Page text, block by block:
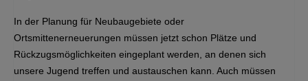
In der Planung für Neubaugebiete oder
Ortsmittenerneuerungen müssen jetzt schon Plätze und
Rückzugsmöglichkeiten eingeplant werden, an denen sich
unsere Jugend treffen und austauschen kann. Auch müssen